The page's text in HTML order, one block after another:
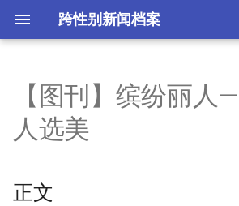
跨性别新闻档案
t
a
正文
附加信息 [Processed Page
【图刊】缤纷丽人
人选美
正文